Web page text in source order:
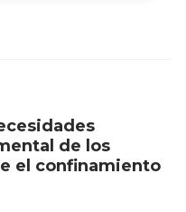
de los
el confinamiento